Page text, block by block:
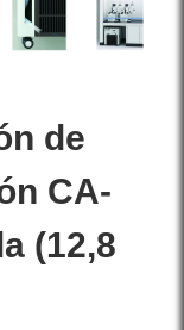
de
CA-
(12,8